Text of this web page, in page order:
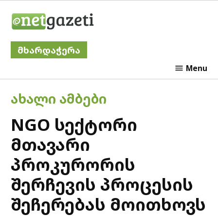
მხარდაჭერა
Menu
POSTED
ᲐᲮᲐᲚᲘ ᲐᲛᲑᲔᲑᲘ
NGO სექტორი
მთავარი
პროკურორის
შერჩევის პროცესის
შეჩერებას მოითხოვს